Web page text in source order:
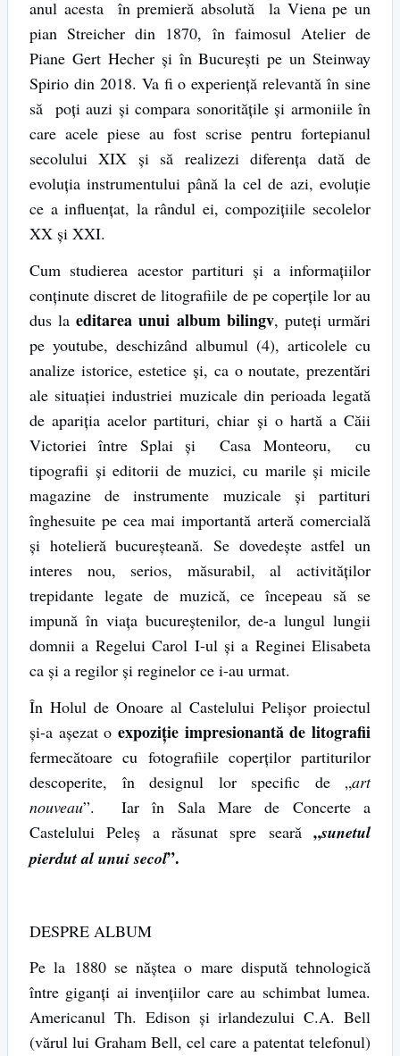
anul acesta în premieră absolută la Viena pe un
pian Streicher din 1870, în faimosul Atelier de
Piane Gert Hecher şi în Bucureşti pe un Steinway
Spirio din 2018. Va fi o experienţă relevantă în sine
să poţi auzi şi compara sonorităţile şi armoniile în
care acele piese au fost scrise pentru fortepianul
secolului XIX şi să realizezi diferenţa dată de
evoluţia instrumentului până la cel de azi, evoluţie
ce a influenţat, la rândul ei, compoziţiile secolelor
XX şi XXI.
Cum studierea acestor partituri şi a informaţiilor
conţinute discret de litografiile de pe coperţile lor au
dus laeditarea unui album bilingv, puteţi urmări
pe youtube, deschizând albumul (4), articolele cu
analize istorice, estetice şi, ca o noutate, prezentări
ale situaţiei industriei muzicale din perioada legată
de apariţia acelor partituri, chiar şi o hartă a Căii
Victoriei între Splai şi Casa Monteoru, cu
tipografii şi editorii de muzici, cu marile şi micile
magazine de instrumente muzicale şi partituri
înghesuite pe cea mai importantă arteră comercială
şi hotelieră bucureşteană. Se dovedeşte astfel un
interes nou, serios, măsurabil, al activităţilor
trepidante legate de muzică, ce începeau să se
impună în viaţa bucureştenilor, de-a lungul lungii
domnii a Regelui Carol I-ul şi a Reginei Elisabeta
ca şi a regilor şi reginelor ce i-au urmat.
În Holul de Onoare al Castelului Pelişor proiectul
şi-a aşezat o expoziţie impresionantă de litografii
fermecătoare cu fotografiile coperţilor partiturilor
descoperite, în designul lor specific de „art
nouveau”. Iar în Sala Mare de Concerte a
Castelului Peleş a răsunat spre seară „sunetul
pierdut al unui secol”.
DESPRE ALBUM
Pe la 1880 se năştea o mare dispută tehnologică
între giganţi ai invenţiilor care au schimbat lumea.
Americanul Th. Edison şi irlandezului C.A. Bell
(vărul lui Graham Bell, cel care a patentat telefonul)